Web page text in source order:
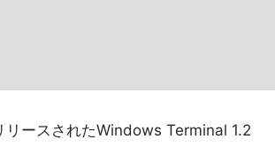
リースされたWindows Terminal 1.2